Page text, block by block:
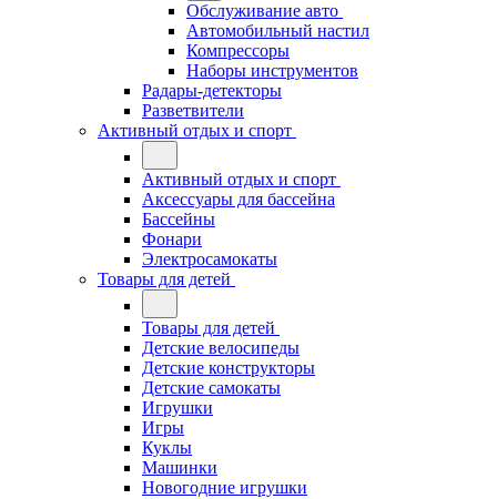
Обслуживание авто
Автомобильный настил
Компрессоры
Наборы инструментов
Радары-детекторы
Разветвители
Активный отдых и спорт
Активный отдых и спорт
Аксессуары для бассейна
Бассейны
Фонари
Электросамокаты
Товары для детей
Товары для детей
Детские велосипеды
Детские конструкторы
Детские самокаты
Игрушки
Игры
Куклы
Машинки
Новогодние игрушки